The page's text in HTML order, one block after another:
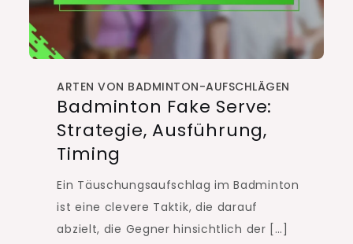
ARTEN VON BADMINTON-AUFSCHLÄGEN
Badminton Fake Serve:
Strategie, Ausführung,
Timing
Ein Täuschungsaufschlag im Badminton
ist eine clevere Taktik, die darauf
abzielt, die Gegner hinsichtlich der […]